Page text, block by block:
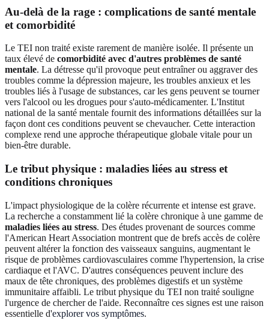
Au-delà de la rage : complications de santé mentale
et comorbidité
Le TEI non traité existe rarement de manière isolée. Il présente un
taux élevé de comorbidité avec d'autres problèmes de santé
mentale. La détresse qu'il provoque peut entraîner ou aggraver des
troubles comme la dépression majeure, les troubles anxieux et les
troubles liés à l'usage de substances, car les gens peuvent se tourner
vers l'alcool ou les drogues pour s'auto-médicamenter. L'Institut
national de la santé mentale fournit des informations détaillées sur la
façon dont ces conditions peuvent se chevaucher. Cette interaction
complexe rend une approche thérapeutique globale vitale pour un
bien-être durable.
Le tribut physique : maladies liées au stress et
conditions chroniques
L'impact physiologique de la colère récurrente et intense est grave.
La recherche a constamment lié la colère chronique à une gamme de
maladies liées au stress. Des études provenant de sources comme
l'American Heart Association montrent que de brefs accès de colère
peuvent altérer la fonction des vaisseaux sanguins, augmentant le
risque de problèmes cardiovasculaires comme l'hypertension, la crise
cardiaque et l'AVC. D'autres conséquences peuvent inclure des
maux de tête chroniques, des problèmes digestifs et un système
immunitaire affaibli. Le tribut physique du TEI non traité souligne
l'urgence de chercher de l'aide. Reconnaître ces signes est une raison
essentielle d'explorer vos symptômes.